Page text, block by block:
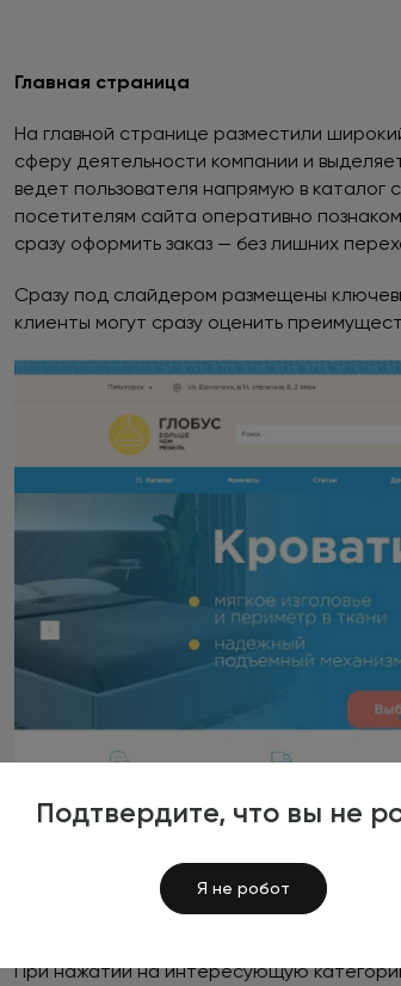
Подтвердите, что вы не
Я не робот
Главная страница
На главной странице разместили
сферу деятельности компании и
ведет пользователя напрямую в
посетителям сайта оперативно
сразу оформить заказ — без лишних
Сразу под слайдером размещены
клиенты могут сразу оценить
Под основным баннером и
категории продукции. Каждая из них
изображением и названием, что
При нажатии на интересующую